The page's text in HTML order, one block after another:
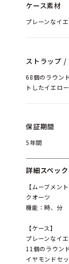
ケース素材
プレーンなイ
ストラップ /
68個のラウン
トしたイエロ
保証期間
5年間
詳細スペック
【ムーブメント
クオーツ
機能：時、分
【ケース】
プレーンなイ
11個のラウン
イヤモンドセ